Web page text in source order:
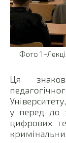
Фото 1 -
Ця
у перед до
цифрових